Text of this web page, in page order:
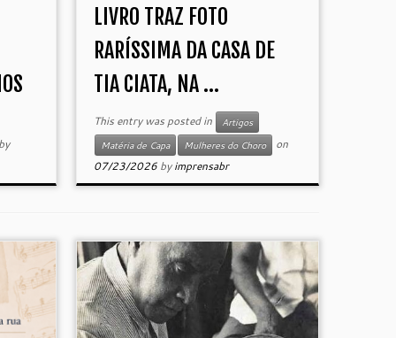
LIVRO TRAZ FOTO
RARÍSSIMA DA CASA DE
TIA CIATA, NA ...
This entry was posted in
Artigos
Matéria de Capa
Mulheres do Choro
on
07/23/2026 byimprensabr